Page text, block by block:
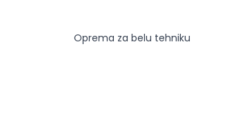
Oprema za belu tehniku